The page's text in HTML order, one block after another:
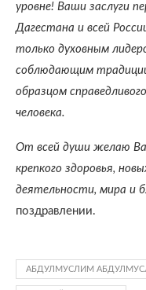
уровне! Ваши заслуги
Дагестана и всей
только духовным
соблюдающим
образцом
человека.
От всей души желаю
крепкого здоровья,
деятельности, мира и
поздравлении.
АБДУЛМУСЛИМ